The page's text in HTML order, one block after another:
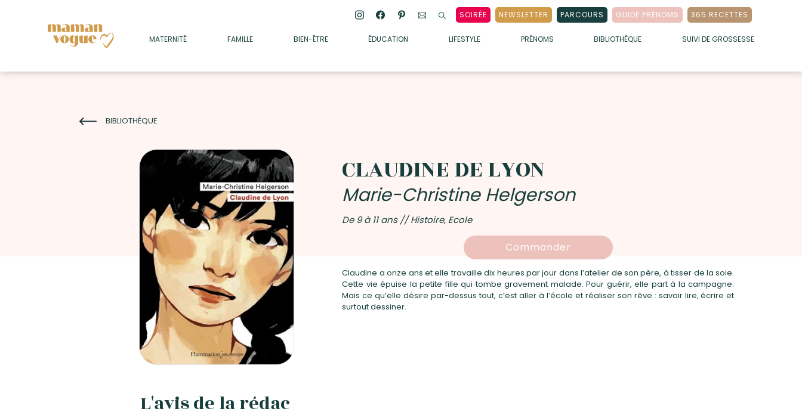
SOIRÉE NEWSLETTER PARCOURS GUIDE PRÉNOMS 365 RECETTES
MATERNITÉ FAMILLE BIEN-ÊTRE ÉDUCATION LIFESTYLE PRÉNOMS BIBLIOTHÈQUE SUIVI DE GROSSESSE
• SOINS
+
+
+
BIBLIOTHÈQUE
CLAUDINE DE LYON
Marie-Christine Helgerson
De 9 à 11 ans // Histoire, Ecole
Commander
Claudine a onze ans et elle travaille dix heures par jour dans l’atelier de son père, à tisser de la soie.
Cette vie épuise la petite fille qui tombe gravement malade. Pour guérir, elle part à la campagne.
Mais ce qu’elle désire par-dessus tout, c’est aller à l’école et réaliser son rêve : savoir lire, écrire et
surtout dessiner.
L'avis de la rédac